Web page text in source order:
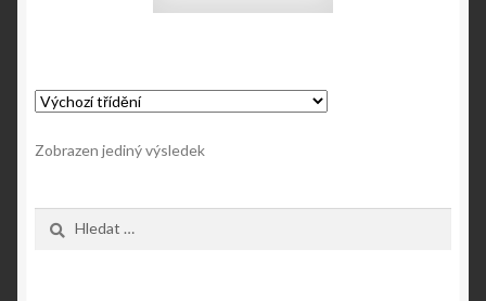
Zobrazen jediný výsledek